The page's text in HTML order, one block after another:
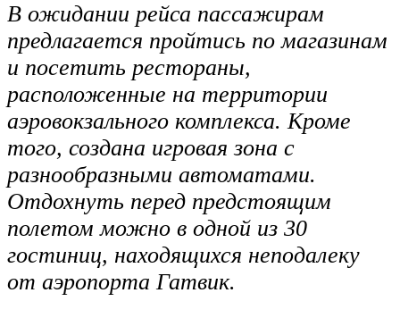
В ожидании рейса пассажирам
предлагается пройтись по магазинам
и посетить рестораны,
расположенные на территории
аэровокзального комплекса. Кроме
того, создана игровая зона с
разнообразными автоматами.
Отдохнуть перед предстоящим
полетом можно в одной из 30
гостиниц, находящихся неподалеку
от аэропорта Гатвик.